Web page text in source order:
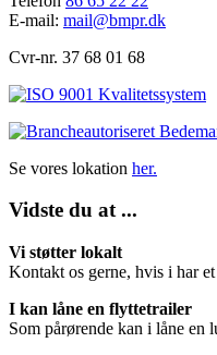
E-mail: mail@bmpr.dk
Cvr-nr. 37 68 01 68
Se vores lokation her.
Vidste du at ...
Vi støtter lokalt
Kontakt os gerne, hvis i har
I kan låne en flyttetrailer
Som pårørende kan i låne en